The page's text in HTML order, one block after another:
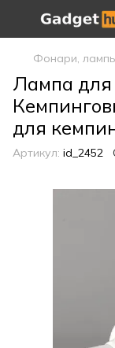
Фонари,
Лампа для
для
Артикул: id_2452